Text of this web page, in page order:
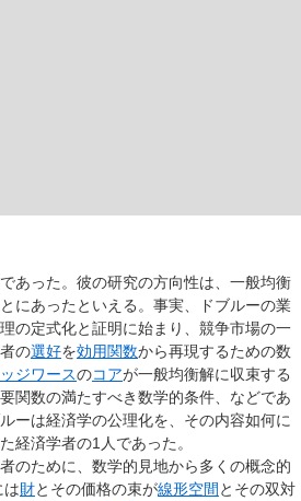
あった。彼の研究の方向性は、一般均衡
にあったといえる。事実、ドブルーの業
の定式化と証明に始まり、競争市場の一
の選好を効用関数から再現するための数
ジワースのコアが一般均衡解に収束する
関数の満たすべき数学的条件、などであ
ーは経済学の公理化を、その内容如何に
経済学者の1人であった。
のために、数学的見地から多くの概念的
は財とその価格の束が線形空間とその双対